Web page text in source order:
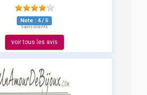
Note : 4/ 5
5 avis clients
voir tous les avis